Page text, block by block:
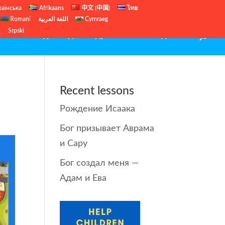
Afrikaans 中文 (中国)
ไทย
Romani
اللغة العربية
Cymraeg
Srpski уроки для подростков
Recent lessons
Рождение Исаака
Бог призывает Аврама
и Сару
Бог создал меня —
Адам и Ева